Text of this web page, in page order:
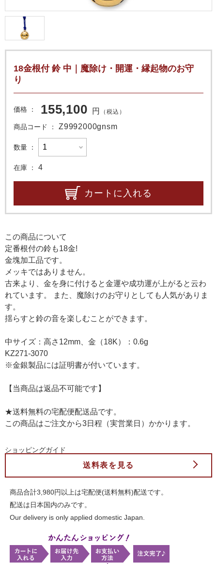
18金根付 鈴 中｜魔除け・開運・縁起物のお守
り
価格 155,100 円 （税込）
商品コード Z9992000gnsm
数量
在庫 4
カートに入れる
この商品について
定番根付の鈴も18金!
金塊加工品です。
メッキではありません。
古来より、金を身に付けると金運や成功運が上がると云わ
れています。 また、魔除けのお守りとしても人気がありま
す。
揺らすと鈴の音を楽しむことができます。
中サイズ：高さ12mm、金（18K）：0.6g
KZ271-3070
※金銀製品には証明書が付いています。
【当商品は返品不可能です】
★送料無料の宅配便配送品です。
この商品はご注文から3日程（実営業日）かかります。
ショッピングガイド
送料表を見る
商品合計3,980円以上は宅配便(送料無料)配送です。
配送は日本国内のみです。
Our delivery is only applied domestic Japan.